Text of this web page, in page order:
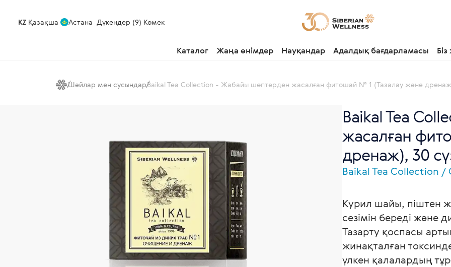
KZ Қазақша Астана Дүкендер (9) Көмек
Каталог Жаңа өнімдер Науқандар Адалдық бағдарламасы
Шәйлар мен сусындарBaikal Tea Collection - Жабайы шөптерден жасалған фитошай № 1 (Тазалау және
Baikal Tea
жасалған
дренаж), 30
Baikal Tea Collection
Курил шайы, піштен
сезімін береді және
Тазарту қоспасы
жинақталған
үлкен қалалардың